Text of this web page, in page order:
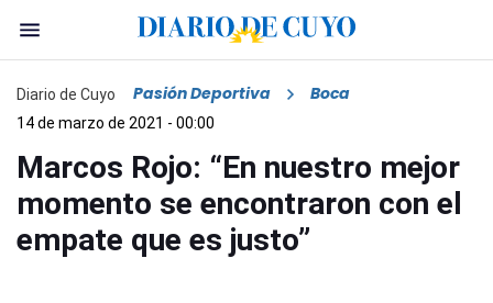
Diario de Cuyo Pasión Deportiva Boca
14 de marzo de 2021 - 00:00
Marcos Rojo: “En nuestro mejor
momento se encontraron con el
empate que es justo”